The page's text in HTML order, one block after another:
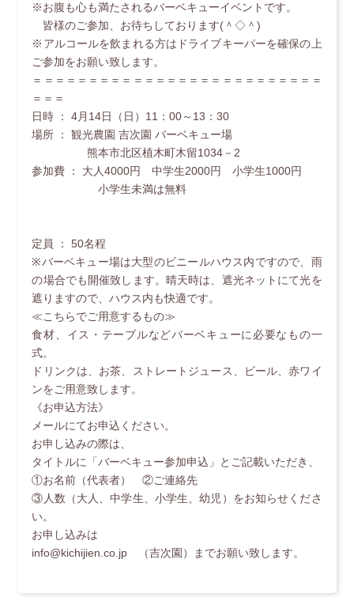
※お腹も心も満たされるバーベキューイベントです。
皆様のご参加、お待ちしております(＾◇＾)
※アルコールを飲まれる方はドライブキーパーを確保の上
ご参加をお願い致します。
＝＝＝＝＝＝＝＝＝＝＝＝＝＝＝＝＝＝＝＝＝＝＝＝＝＝
＝＝＝
日時 ： 4月14日（日）11：00～13：30
場所 ： 観光農園 吉次園 バーベキュー場
熊本市北区植木町木留1034－2
参加費 ： 大人4000円 中学生2000円 小学生1000円
小学生未満は無料
定員 ： 50名程
※バーベキュー場は大型のビニールハウス内ですので、雨
の場合でも開催致します。晴天時は、遮光ネットにて光を
遮りますので、ハウス内も快適です。
≪こちらでご用意するもの≫
食材、イス・テーブルなどバーベキューに必要なもの一
式。
ドリンクは、お茶、ストレートジュース、ビール、赤ワイ
ンをご用意致します。
《お申込方法》
メールにてお申込ください。
お申し込みの際は、
タイトルに「バーベキュー参加申込」とご記載いただき、
①お名前（代表者） ②ご連絡先
③人数（大人、中学生、小学生、幼児）をお知らせくださ
い。
お申し込みは
info@kichijien.co.jp （吉次園）までお願い致します。